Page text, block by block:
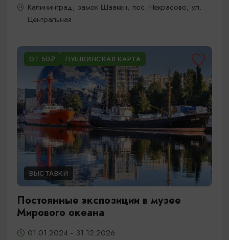
Калининград, замок Шаакен, пос. Некрасово, ул.
Центральная
ОТ 50₽ ПУШКИНСКАЯ КАРТА
ВЫСТАВКИ
Постоянные экспозиции в музее
Мирового океана
01.01.2024 - 31.12.2026